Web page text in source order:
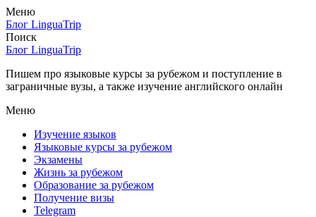
Меню
Блог LinguaTrip
Поиск
Блог LinguaTrip
Пишем про языковые курсы за рубежом и поступление в
заграничные вузы, а также изучение английского онлайн
Меню
Изучение языков
Языковые курсы за рубежом
Экзамены
Жизнь за рубежом
Образование за рубежом
Получение визы
Telegram